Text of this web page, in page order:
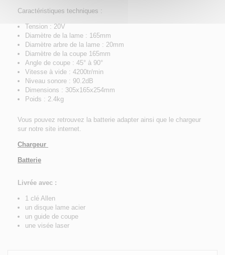
Caractéristiques techniques :
Tension : 20V
Diamètre de la lame : 165mm
Diamètre arbre de la lame : 20mm
Diamètre de la coupe 165mm
Angle de coupe : 45° à 90°
Vitesse à vide : 4200tr/min
Niveau sonore : 90.2dB
Dimensions : 305x165x254mm
Poids : 2.4kg
Vous pouvez retrouvez la batterie adapter ainsi que le chargeur
sur notre site internet.
Chargeur
Batterie
Livrée avec :
1 clé Allen
un disque lame acier
un guide de coupe
une visée laser